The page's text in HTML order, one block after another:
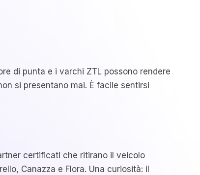
di punta e i varchi ZTL possono rendere
si presentano mai. È facile sentirsi
certificati che ritirano il veicolo
Canazza e Flora. Una curiosità: il